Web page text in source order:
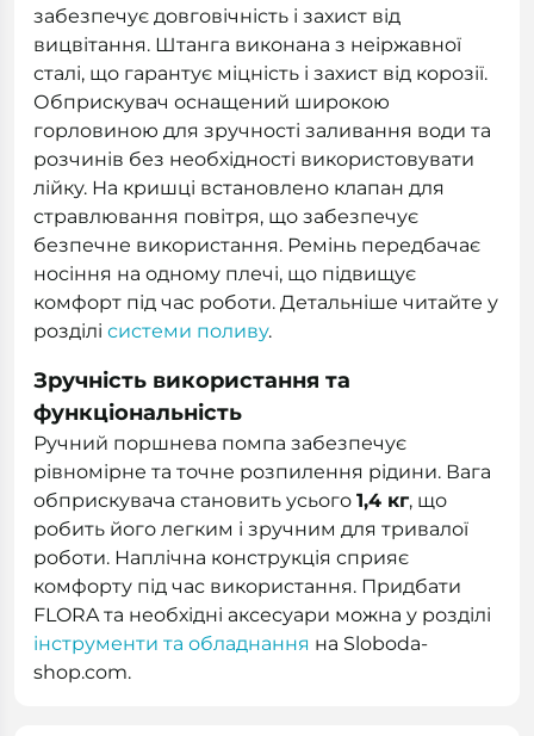
забезпечує довговічність і захист від
вицвітання. Штанга виконана з неіржавної
сталі, що гарантує міцність і захист від корозії.
Обприскувач оснащений широкою
горловиною для зручності заливання води та
розчинів без необхідності використовувати
лійку. На кришці встановлено клапан для
стравлювання повітря, що забезпечує
безпечне використання. Ремінь передбачає
носіння на одному плечі, що підвищує
комфорт під час роботи. Детальніше читайте у
розділі системи поливу.
Зручність використання та
функціональність
Ручний поршнева помпа забезпечує
рівномірне та точне розпилення рідини. Вага
обприскувача становить усього 1,4 кг, що
робить його легким і зручним для тривалої
роботи. Наплічна конструкція сприяє
комфорту під час використання. Придбати
FLORA та необхідні аксесуари можна у розділі
інструменти та обладнання на Sloboda-
shop.com.